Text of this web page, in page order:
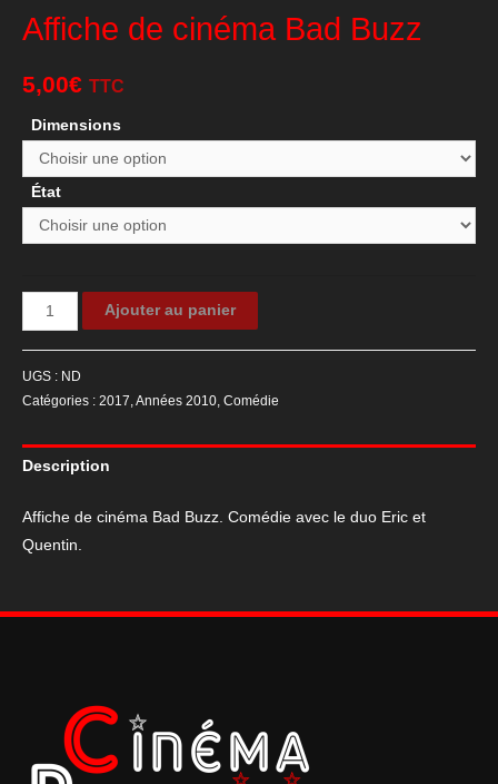
Affiche de cinéma Bad Buzz
5,00€ TTC
Dimensions
État
quantité
de
Bad
Buzz
Ajouter au panier
UGS : ND
Catégories : 2017,Années 2010, Comédie
Description
Affiche de cinéma Bad Buzz. Comédie avec le duo Eric et
Quentin.